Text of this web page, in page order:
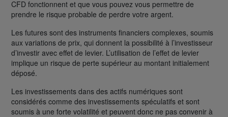
CFD fonctionnent et que vous pouvez vous permettre de
prendre le risque probable de perdre votre argent.
Les futures sont des instruments financiers complexes, soumis
aux variations de prix, qui donnent la possibilité à l’investisseur
d’investir avec effet de levier. L’utilisation de l’effet de levier
implique un risque de perte supérieur au montant initialement
déposé.
Les investissements dans des actifs numériques sont
considérés comme des investissements spéculatifs et sont
soumis à une forte volatilité et peuvent donc ne pas convenir à